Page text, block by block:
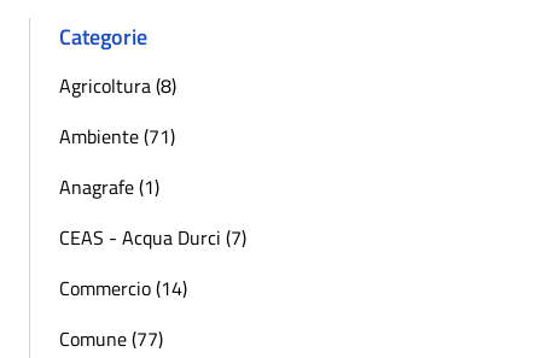
Categorie
Agricoltura (8)
Ambiente (71)
Anagrafe (1)
CEAS - Acqua Durci (7)
Commercio (14)
Comune (77)